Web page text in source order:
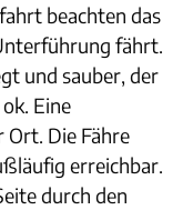
beachten das
fährt.
und sauber, der
Eine
Die Fähre
erreichbar.
durch den